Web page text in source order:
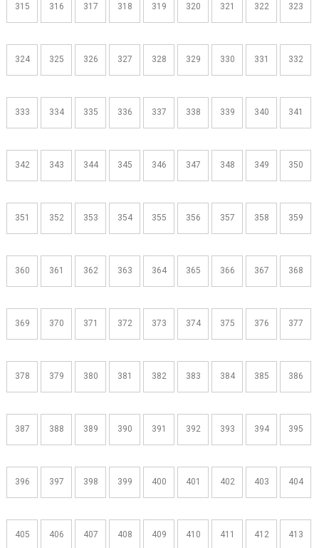
315 316 317 318 319 320 321 322 323
324 325 326 327 328 329 330 331 332
333 334 335 336 337 338 339 340 341
342 343 344 345 346 347 348 349 350
351 352 353 354 355 356 357 358 359
360 361 362 363 364 365 366 367 368
369 370 371 372 373 374 375 376 377
378 379 380 381 382 383 384 385 386
387 388 389 390 391 392 393 394 395
396 397 398 399 400 401 402 403 404
405 406 407 408 409 410 411 412 413